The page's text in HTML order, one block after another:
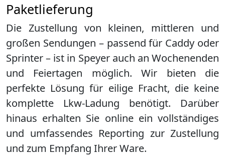
Paketlieferung
Die Zustellung von kleinen, mittleren und
großen Sendungen – passend für Caddy oder
Sprinter – ist in Speyerauch an Wochenenden
und Feiertagen möglich. Wir bieten die
perfekte Lösung für eilige Fracht, die keine
komplette Lkw-Ladung benötigt. Darüber
hinaus erhalten Sie online ein vollständiges
und umfassendes Reporting zur Zustellung
und zum Empfang Ihrer Ware.